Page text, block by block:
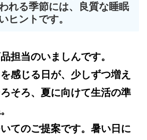
れる季節には、良質な睡眠
ヒントです。
担当のいましんです。
感じる日が、少しずつ増え
そろ、夏に向けて生活の準
てのご提案です。暑い日に